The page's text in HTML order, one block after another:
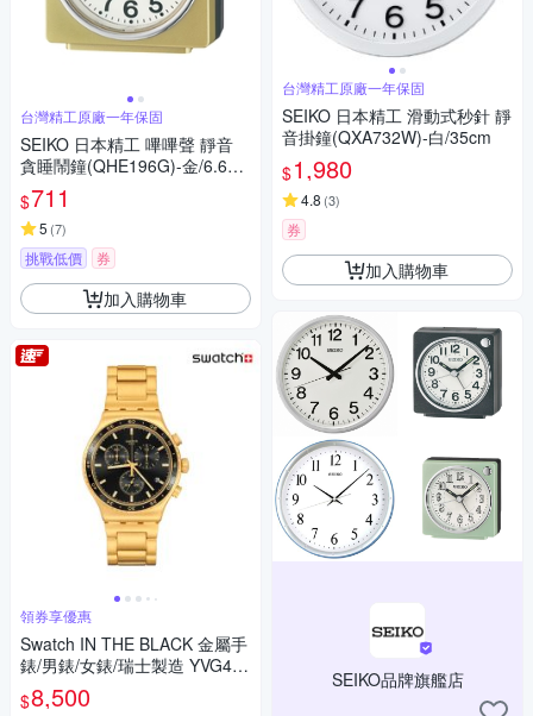
台灣精工原廠一年保固
SEIKO 日本精工 嗶嗶聲 靜音
貪睡鬧鐘(QHE196G)-金/6.6X
6.6cm
$711
5 (7)
挑戰低價 券
加入購物車
領券享優惠
Swatch IN THE BLACK 金屬手
錶/男錶/女錶/瑞士製造 YVG418
G (43mm)
$8,500
台灣精工原廠一年保固
SEIKO 日本精工 滑動式秒針 靜
音掛鐘(QXA732W)-白/35cm
$1,980
4.8 (3)
券
加入購物車
SEIKO品牌旗艦店